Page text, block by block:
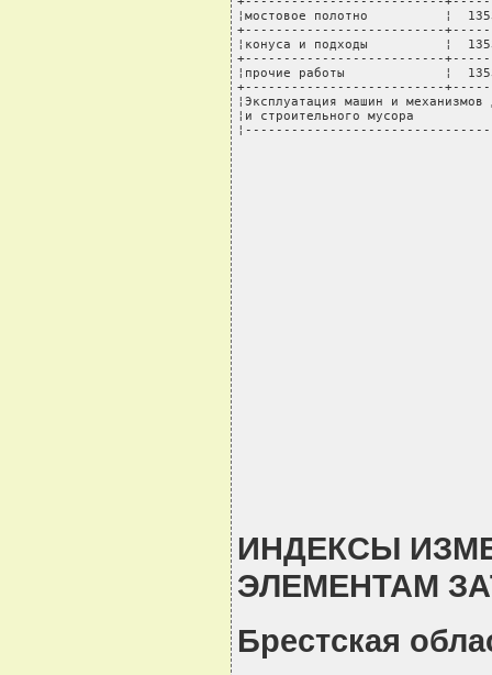
¦мостовое полотно          ¦
+--------------------------
¦конуса и подходы          ¦
+--------------------------
¦прочие работы             ¦
+--------------------------
¦Эксплуатация машин и
¦и строительного
ИНДЕКСЫ
ЭЛЕМЕНТАМ
Брестская